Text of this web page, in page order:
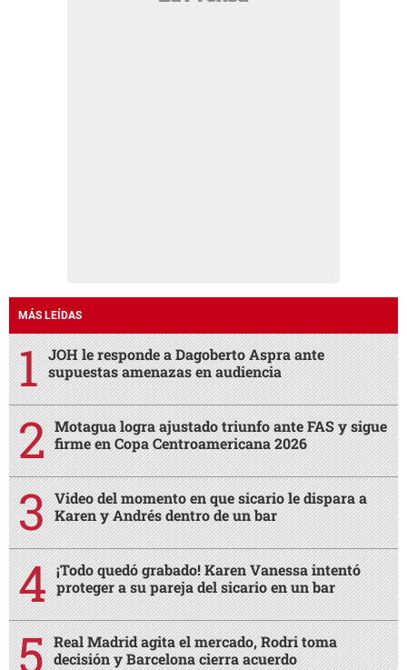
MÁS LEÍDAS
JOH le responde a Dagoberto Aspra ante
supuestas amenazas en audiencia
Motagua logra ajustado triunfo ante FAS y sigue
firme en Copa Centroamericana 2026
Video del momento en que sicario le dispara a
Karen y Andrés dentro de un bar
¡Todo quedó grabado! Karen Vanessa intentó
proteger a su pareja del sicario en un bar
Real Madrid agita el mercado, Rodri toma
decisión y Barcelona cierra acuerdo